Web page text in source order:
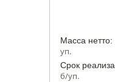
Масса нетто:
уп.
Срок
б/уп.